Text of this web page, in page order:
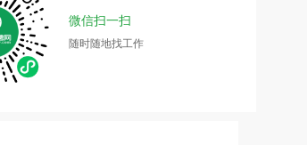
微信扫一扫
随时随地找工作